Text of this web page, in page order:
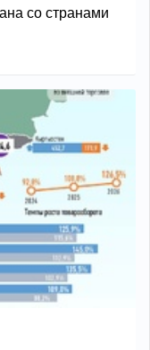
со странами